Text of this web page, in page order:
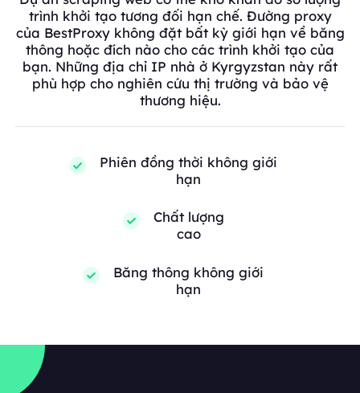
trình khởi tạo tương đối hạn chế. Đường proxy
của BestProxy không đặt bất kỳ giới hạn về băng
thông hoặc đích nào cho các trình khởi tạo của
bạn. Những địa chỉ IP nhà ở Kyrgyzstan này rất
phù hợp cho nghiên cứu thị trường và bảo vệ
thương hiệu.
Phiên đồng thời không giới
hạn
Chất lượng
cao
Băng thông không giới
hạn